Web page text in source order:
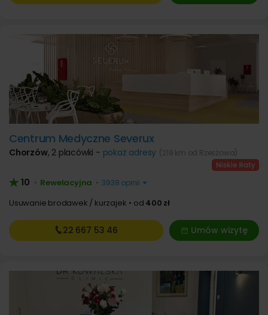
Centrum Medyczne Severux
Chorzów, 2 placówki - pokaż adresy (219 km od Rzeszowa)
10 • Rewelacyjna • 3938 opinii
Usuwanie brodawek / kurzajek od 400 zł
Umów wizytę
22 667 53 46